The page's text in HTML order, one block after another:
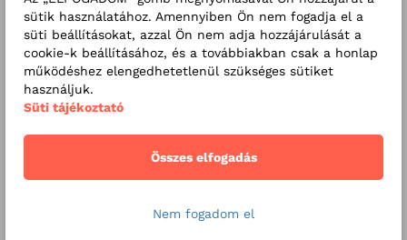
alatt lehetőséget biztosítunk a
programból való díjmentes
kilépésre.
egyenlegemet?
Az aktuális pontegyenlegéről és
elérhető kedvezményeiről a
sütik használatához. Amennyiben Ön nem fogadja el a
süti beállításokat, azzal Ön nem adja hozzájárulását a
cookie-k beállításához, és a továbbiakban csak a honlap
működéshez elengedhetetlenül szükséges sütiket
használjuk.
Süti tájékoztató
Összes elfogadás
Nem fogadom el